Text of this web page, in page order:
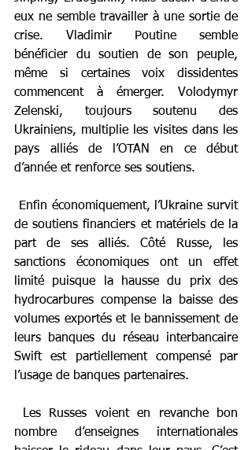
eux ne semble travailler à une sortie de
crise. Vladimir Poutine semble
bénéficier du soutien de son peuple,
même si certaines voix dissidentes
commencent à émerger. Volodymyr
Zelenski, toujours soutenu des
Ukrainiens, multiplie les visites dans les
pays alliés de l’OTAN en ce début
d’année et renforce ses soutiens.
de soutiens financiers et matériels de la
part de ses alliés. Côté Russe, les
sanctions économiques ont un effet
limité puisque la hausse du prix des
hydrocarbures compense la baisse des
volumes exportés et le bannissement de
leurs banques du réseau interbancaire
Swift est partiellement compensé par
l’usage de banques partenaires.
nombre d’enseignes internationales